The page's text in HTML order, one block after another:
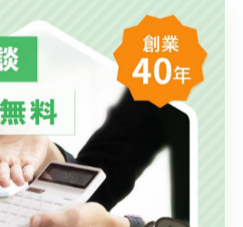
相続人の住所確認
市区町村
役場
相続人全員の合意
内容を明記（実印
押印）
相続人が
自ら作成
登記内容と不動産
法務局